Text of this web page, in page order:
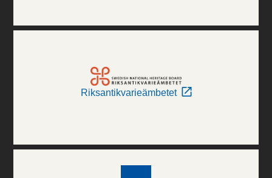
Riksantikvarieämbetet